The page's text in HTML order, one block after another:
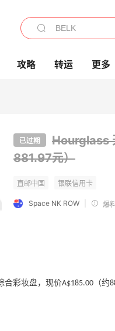
攻略 转运 更多
已过期 Hourglass
881.97元）
Space NK ROW 爆
合彩妆盘，现价A$185.00（约